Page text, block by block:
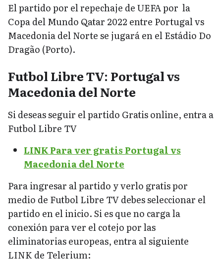
El partido por el repechaje de UEFA por la
Copa del Mundo Qatar 2022 entre Portugal vs
Macedonia del Norte se jugará en el Estádio Do
Dragão (Porto).
Futbol Libre TV: Portugal vs
Macedonia del Norte
Si deseas seguir el partido Gratis online, entra a
Futbol Libre TV
LINK Para ver gratis Portugal vs
Macedonia del Norte
Para ingresar al partido y verlo gratis por
medio de Futbol Libre TV debes seleccionar el
partido en el inicio. Si es que no carga la
conexión para ver el cotejo por las
eliminatorias europeas, entra al siguiente
LINK de Telerium: